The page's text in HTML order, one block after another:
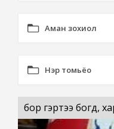
Аман зохиол
Нэр томьёо
бор гэртээ богд,